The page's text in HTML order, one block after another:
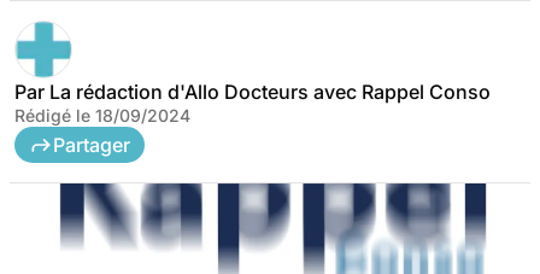
Par La rédaction d'Allo Docteurs avec Rappel Conso
Rédigé le 18/09/2024
Partager